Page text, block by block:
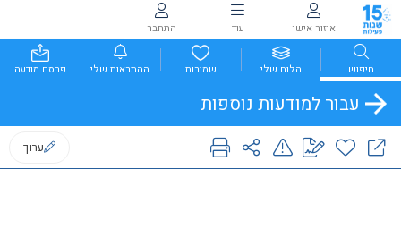
איזור אישי עוד התחבר
חיפוש הלוח שלי שמורות ההתראות שלי פרסם מודעה
עבור למודעות נוספות
ערוך